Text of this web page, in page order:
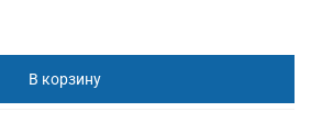
В корзину